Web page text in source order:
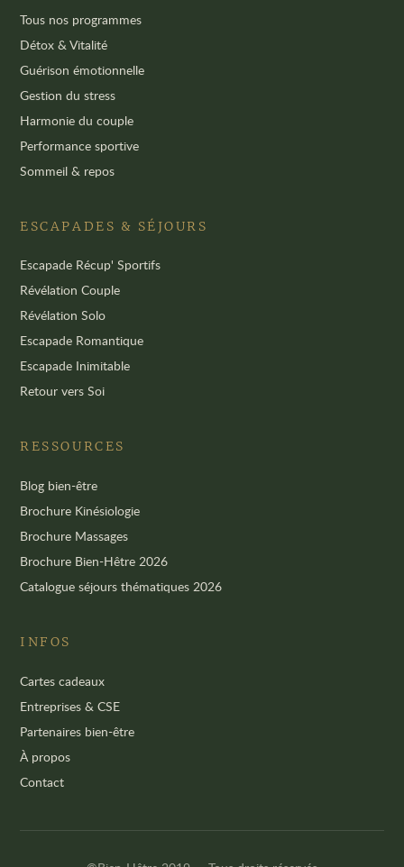
Tous nos programmes
Détox & Vitalité
Guérison émotionnelle
Gestion du stress
Harmonie du couple
Performance sportive
Sommeil & repos
ESCAPADES & SÉJOURS
Escapade Récup' Sportifs
Révélation Couple
Révélation Solo
Escapade Romantique
Escapade Inimitable
Retour vers Soi
RESSOURCES
Blog bien-être
Brochure Kinésiologie
Brochure Massages
Brochure Bien-Hêtre 2026
Catalogue séjours thématiques 2026
INFOS
Cartes cadeaux
Entreprises & CSE
Partenaires bien-être
À propos
Contact